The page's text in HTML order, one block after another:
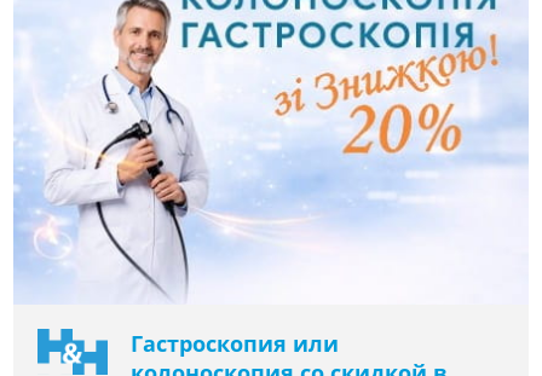
Гастроскопия или